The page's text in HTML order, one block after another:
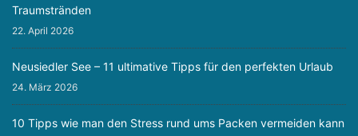
Traumstränden
22. April 2026
Neusiedler See – 11 ultimative Tipps für den perfekten Urlaub
24. März 2026
10 Tipps wie man den Stress rund ums Packen vermeiden kann